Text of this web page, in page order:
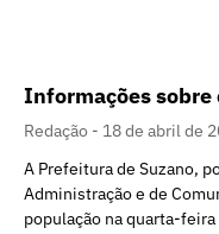
Informações sobre
Redação
18 de abril de
A Prefeitura de Suzano,
Administração e de
população na quarta-